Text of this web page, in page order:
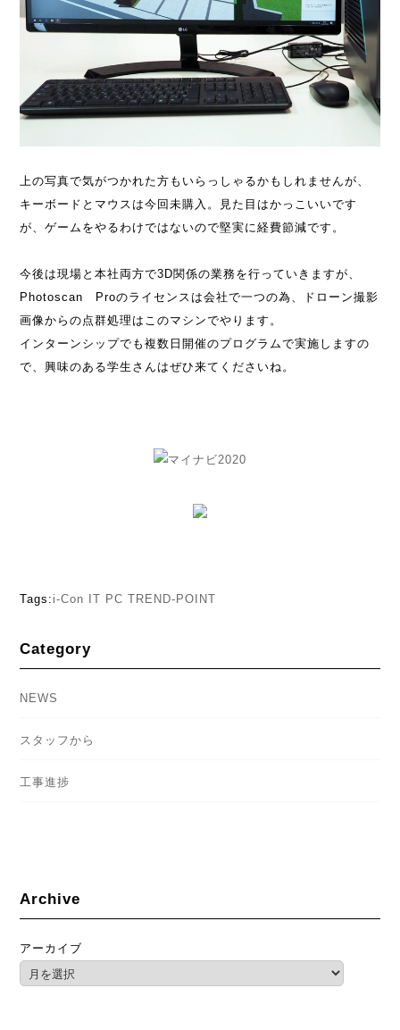
上の写真で気がつかれた方もいらっしゃるかもしれませんが、
キーボードとマウスは今回未購入。見た目はかっこいいです
が、ゲームをやるわけではないので堅実に経費節減です。
今後は現場と本社両方で3D関係の業務を行っていきますが、
Photoscan Proのライセンスは会社で一つの為、ドローン撮影
画像からの点群処理はこのマシンでやります。
インターンシップでも複数日開催のプログラムで実施しますの
で、興味のある学生さんはぜひ来てくださいね。
Tags: i-Con IT PC TREND-POINT
Category
NEWS
スタッフから
工事進捗
Archive
アーカイブ